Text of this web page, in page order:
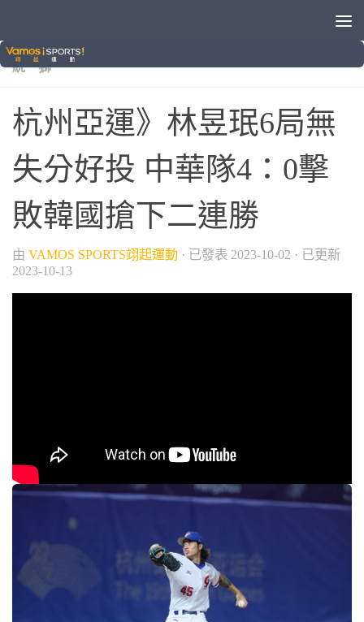
2022杭州亞運
統一獅
杭州亞運》林昱珉6局無
失分好投 中華隊4：0擊
敗韓國搶下二連勝
由 VAMOS SPORTS翊起運動 · 已發表 2023-10-02 · 已更新
2023-10-13